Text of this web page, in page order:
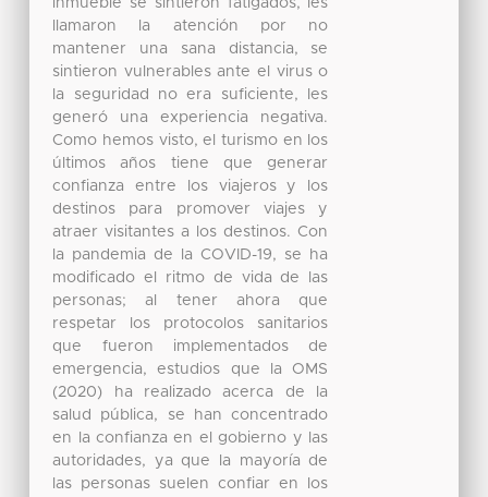
inmueble se sintieron fatigados, les
llamaron la atención por no
mantener una sana distancia, se
sintieron vulnerables ante el virus o
la seguridad no era suficiente, les
generó una experiencia negativa.
Como hemos visto, el turismo en los
últimos años tiene que generar
confianza entre los viajeros y los
destinos para promover viajes y
atraer visitantes a los destinos. Con
la pandemia de la COVID-19, se ha
modificado el ritmo de vida de las
personas; al tener ahora que
respetar los protocolos sanitarios
que fueron implementados de
emergencia, estudios que la OMS
(2020) ha realizado acerca de la
salud pública, se han concentrado
en la confianza en el gobierno y las
autoridades, ya que la mayoría de
las personas suelen confiar en los